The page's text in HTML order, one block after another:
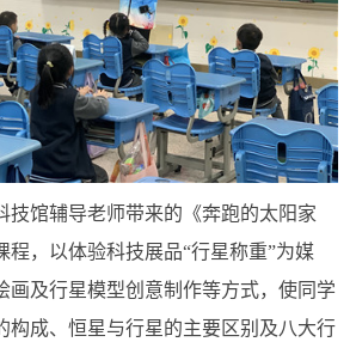
技馆辅导老师带来的《奔跑的太阳家
程，以体验科技展品“行星称重”为媒
画及行星模型创意制作等方式，使同学
构成、恒星与行星的主要区别及八大行